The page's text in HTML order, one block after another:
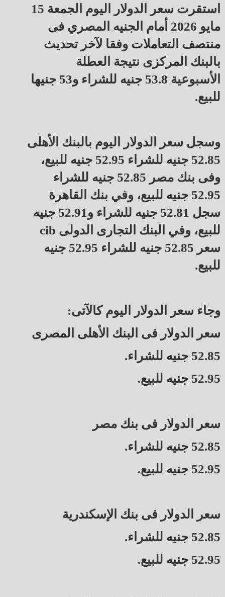
استقرت سعر الدولار اليوم الجمعة 15
مايو 2026 أمام الجنيه المصري فى
منتصف التعاملات وفقا لآخر تحديث
بالبنك المركزى نتيجة العطلة
الأسبوعية 53.8 جنيه للشراء و53 جنيها
للبيع.
وسجل سعر الدولار اليوم بالبنك الأهلى
52.85 جنيه للشراء 52.95 جنيه للبيع،
وفى بنك مصر 52.85 جنيه للشراء
52.95 جنيه للبيع، وفي بنك القاهرة
سجل 52.81 جنيه للشراء و52.91 جنيه
للبيع، وفي البنك التجارى الدولى cib
سعر 52.85 جنيه للشراء 52.95 جنيه
للبيع.
وجاء سعر الدولار اليوم كالآتى:
سعر الدولار فى البنك الأهلى المصرى
52.85 جنيه للشراء.
52.95 جنيه للبيع.
سعر الدولار فى بنك مصر
52.85 جنيه للشراء.
52.95 جنيه للبيع.
سعر الدولار فى بنك الإسكندرية
52.85 جنيه للشراء.
52.95 جنيه للبيع.